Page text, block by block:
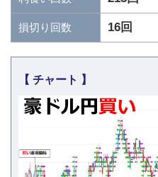
損切り回数 16回
【 チャート 】